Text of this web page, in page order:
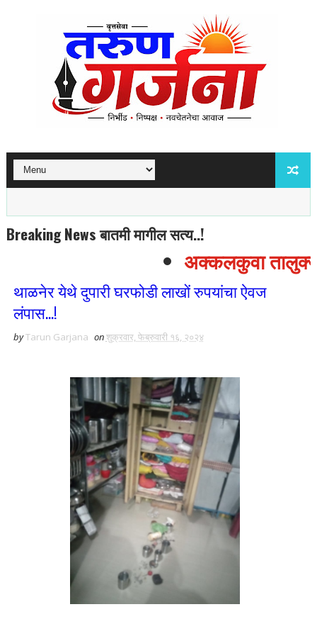
Breaking News बातमी मागील सत्य..!
अक्कलकुवा
थाळनेर येथे दुपारी घरफोडी लाखों रुपयांचा ऐवज
लंपास...!
byTarun Garjana onशुक्रवार, फेब्रुवारी १६, २०२४